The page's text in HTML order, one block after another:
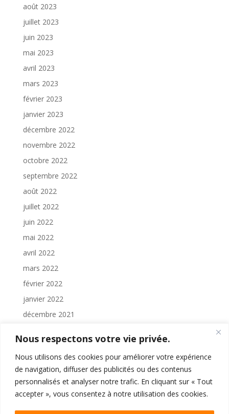
Nous respectons votre vie privée.
Nous utilisons des cookies pour améliorer votre expérience
de navigation, diffuser des publicités ou des contenus
personnalisés et analyser notre trafic. En cliquant sur « Tout
accepter », vous consentez à notre utilisation des cookies.
août 2023
juillet 2023
juin 2023
mai 2023
avril 2023
mars 2023
février 2023
janvier 2023
décembre 2022
novembre 2022
octobre 2022
septembre 2022
août 2022
juillet 2022
juin 2022
mai 2022
avril 2022
mars 2022
février 2022
janvier 2022
décembre 2021
octobre 2021
septembre 2021
août 2021
juillet 2021